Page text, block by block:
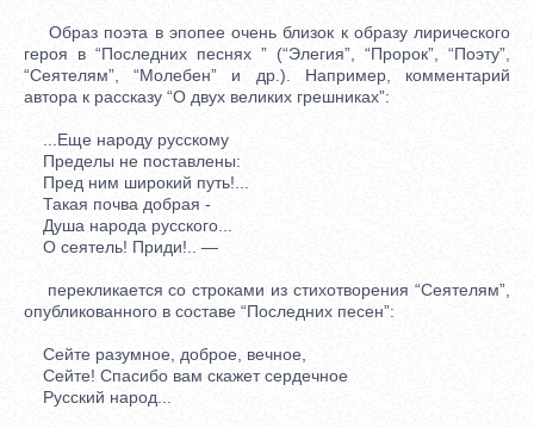
Образ поэта в эпопее очень близок к образу лирического
героя в “Последних песнях ” (“Элегия”, “Пророк”, “Поэту”,
“Сеятелям”, “Молебен” и др.). Например, комментарий
автора к рассказу “О двух великих грешниках”:
...Еще народу русскому
Пределы не поставлены:
Пред ним широкий путь!...
Такая почва добрая -
Душа народа русского...
О сеятель! Приди!.. —
перекликается со строками из стихотворения “Сеятелям”,
опубликованного в составе “Последних песен”:
Сейте разумное, доброе, вечное,
Сейте! Спасибо вам скажет сердечное
Русский народ...